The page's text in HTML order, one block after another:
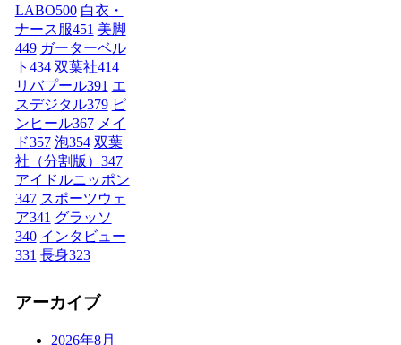
LABO500 白衣・
ナース服451 美脚
449 ガーターベル
ト 434 双葉社414
リバプール391 エ
スデジタル379 ピ
ンヒール367 メイ
ド357 泡354 双葉
社（分割版） 347
アイドルニッポン
347 スポーツウェ
ア341 グラッソ
340 インタビュー
331 長身323
アーカイブ
2026年8月